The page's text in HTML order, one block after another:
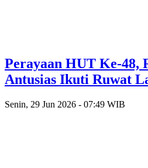
Perayaan HUT Ke-48,
Antusias Ikuti Ruwat
Senin, 29 Jun 2026 - 07:49 WIB